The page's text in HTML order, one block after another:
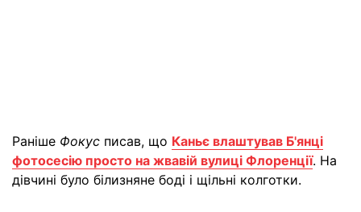
Раніше Фокус писав, що Каньє влаштував Б'янці
фотосесію просто на жвавій вулиці Флоренції. На
дівчині було білизняне боді і щільні колготки.